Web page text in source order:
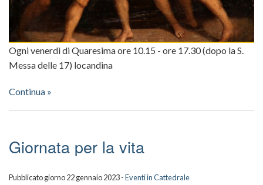
Dipinti
Scuola
della
Ogni venerdì di Quaresima ore 10.15 - ore 17.30 (dopo la S.
Messa delle 17) locandina
Continua »
Giornata per la vita
Pubblicato giorno 22 gennaio 2023 -Eventi in Cattedrale